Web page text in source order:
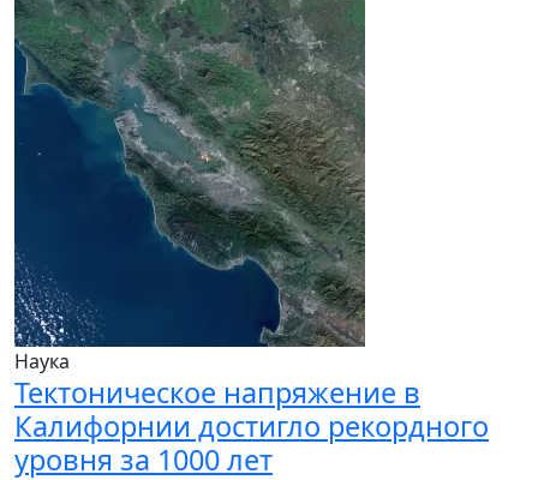
Наука
Тектоническое напряжение в
Калифорнии достигло рекордного
уровня за 1000 лет